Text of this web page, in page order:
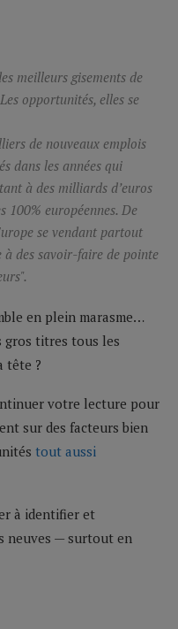
meilleurs gisements de
opportunités, elles se
de nouveaux emplois
dans les années qui
à des milliards d’euros
100% européennes. De
se vendant partout
à des savoir-faire de pointe
en plein marasme…
gros titres tous les
tête ?
votre lecture pour
sur des facteurs bien
tout aussi
à identifier et
neuves — surtout en